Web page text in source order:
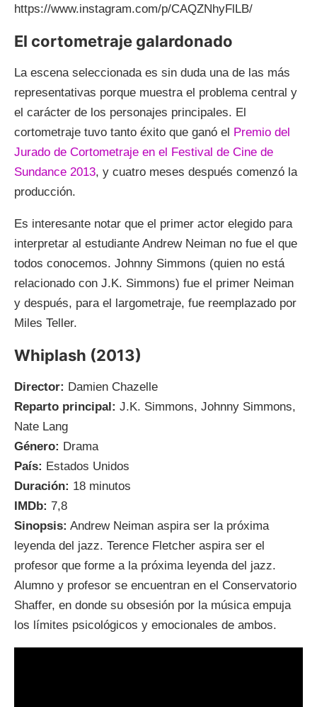
https://www.instagram.com/p/CAQZNhyFlLB/
El cortometraje galardonado
La escena seleccionada es sin duda una de las más
representativas porque muestra el problema central y
el carácter de los personajes principales. El
cortometraje tuvo tanto éxito que ganó el
Premio del
Jurado de Cortometraje en el Festival de Cine de
Sundance 2013, y cuatro meses después comenzó la
producción.
Es interesante notar que el primer actor elegido para
interpretar al estudiante Andrew Neiman no fue el que
todos conocemos. Johnny Simmons (quien no está
relacionado con J.K. Simmons) fue el primer Neiman
y después, para el largometraje, fue reemplazado por
Miles Teller.
Whiplash (2013)
Director: Damien Chazelle
Reparto principal: J.K. Simmons, Johnny Simmons,
Nate Lang
Género: Drama
País: Estados Unidos
Duración: 18 minutos
IMDb: 7,8
Sinopsis: Andrew Neiman aspira ser la próxima
leyenda del jazz. Terence Fletcher aspira ser el
profesor que forme a la próxima leyenda del jazz.
Alumno y profesor se encuentran en el Conservatorio
Shaffer, en donde su obsesión por la música empuja
los límites psicológicos y emocionales de ambos.